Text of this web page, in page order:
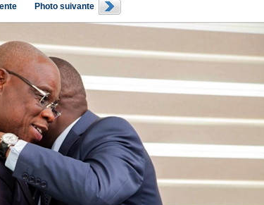
Photo suivante